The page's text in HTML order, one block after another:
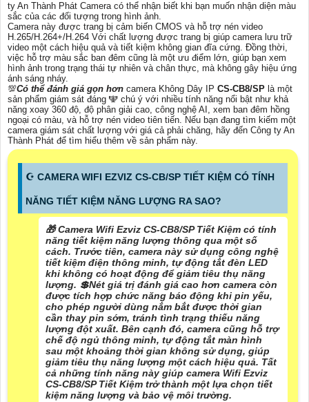
ty An Thành Phát Camera có thể nhận biết khi bạn muốn nhận diện màu
sắc của các đối tượng trong hình ảnh.
Camera này được trang bị cảm biến CMOS và hỗ trợ nén video
H.265/H.264+/H.264 Với chất lượng được trang bị giúp camera lưu trữ
video một cách hiệu quả và tiết kiệm không gian đĩa cứng. Đồng thời,
việc hỗ trợ màu sắc ban đêm cũng là một ưu điểm lớn, giúp bạn xem
hình ảnh trong trạng thái tự nhiên và chân thực, mà không gây hiệu ứng
ánh sáng nháy.
💯Có thể đánh giá gọn hơn camera Không Dây IP CS-CB8/SP là một
sản phẩm giám sát đáng 🕎 chú ý với nhiều tính năng nổi bật như khả
năng xoay 360 độ, độ phân giải cao, công nghệ AI, xem ban đêm hồng
ngoại có màu, và hỗ trợ nén video tiên tiến. Nếu bạn đang tìm kiếm một
camera giám sát chất lượng với giá cả phải chăng, hãy đến Công ty An
Thành Phát để tìm hiểu thêm về sản phẩm này.
☪ CAMERA WIFI EZVIZ CS-CB/SP TIẾT KIỆM CÓ TÍNH
NĂNG TIẾT KIỆM NĂNG LƯỢNG RA SAO?
🎁 Camera Wifi Ezviz CS-CB8/SP Tiết Kiệm có tính
năng tiết kiệm năng lượng thông qua một số
cách. Trước tiên, camera này sử dụng công nghệ
tiết kiệm điện thông minh, tự động tắt đèn LED
khi không có hoạt động để giảm tiêu thụ năng
lượng. 💲Nét giá trị đánh giá cao hơn camera còn
được tích hợp chức năng báo động khi pin yếu,
cho phép người dùng nắm bắt được thời gian
cần thay pin sớm, tránh tình trạng thiếu năng
lượng đột xuất. Bên cạnh đó, camera cũng hỗ trợ
chế độ ngủ thông minh, tự động tắt màn hình
sau một khoảng thời gian không sử dụng, giúp
giảm tiêu thụ năng lượng một cách hiệu quả. Tất
cả những tính năng này giúp camera Wifi Ezviz
CS-CB8/SP Tiết Kiệm trở thành một lựa chọn tiết
kiệm năng lượng và bảo vệ môi trường.